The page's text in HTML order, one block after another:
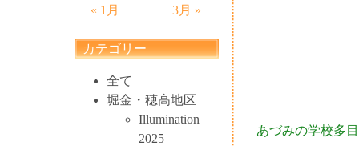
« 1月 3月 »
カテゴリー
全て
堀金・穂高地区
Illumination
2025
あづみの学校多